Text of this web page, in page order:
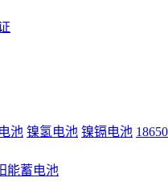
池 镍氢电池 镍镉电池
能蓄电池